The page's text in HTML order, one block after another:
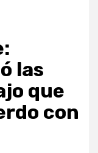
las
que
con